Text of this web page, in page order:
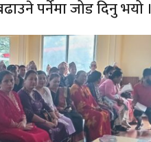
पर्नेमा जोड दिनु भयो ।